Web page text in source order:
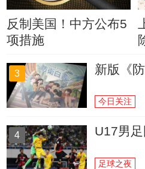
反制美国！中方公布5
项措施
3 新版《
今日关注
4 U17男
足球之夜